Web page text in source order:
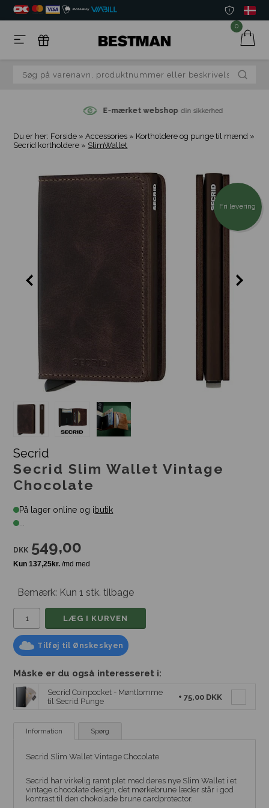
0
E-mærket webshop din sikkerhed
Du er her: Forside »Accessories » Kortholdere og punge til mænd »
Secrid kortholdere » SlimWallet
Fri levering
Secrid
Secrid Slim Wallet Vintage
Chocolate
På lager online og ibutik
...
DKK 549,00
Bemærk: Kun 1 stk. tilbage
Tilføj til Ønskeskyen
Måske er du også interesseret i:
Secrid Coinpocket - Møntlomme
til Secrid Punge
+ 75,00 DKK
Information Spørg
Secrid Slim Wallet Vintage Chocolate
Secrid har virkelig ramt plet med deres nye Slim Wallet i et
vintage chocolate design, det mørkebrune læder står i god
kontrast til den chokolade brune cardprotector.